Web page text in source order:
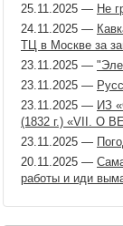
25.11.2025 — Не
24.11.2025 —
ТЦ в Москве за
23.11.2025 —
23.11.2025 —
23.11.2025 — ИЗ
(1832 г.) «VII. О
23.11.2025 —
20.11.2025 —
работы и иди